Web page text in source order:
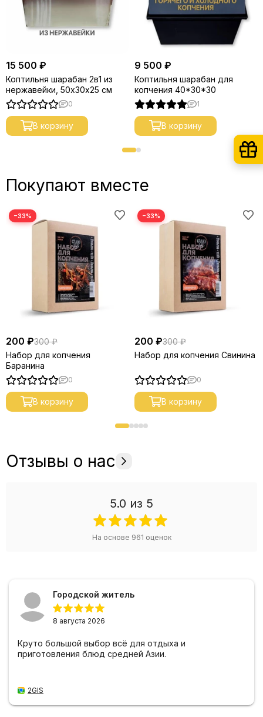
15 500 ₽
Коптильня шарабан 2в1 из
нержавейки, 50х30х25 см
0
В корзину
9 500 ₽
Коптильня шарабан для
копчения 40*30*30
1
В корзину
Покупают вместе
−33%
200 ₽300 ₽
Набор для копчения
Баранина
0
В корзину
−33%
200 ₽300 ₽
Набор для копчения Свинина
0
В корзину
Отзывы о нас
5.0 из 5
На основе 961 оценок
Городской житель
8 августа 2026
Круто большой выбор всё для отдыха и
приготовления блюд средней Азии.
2GIS